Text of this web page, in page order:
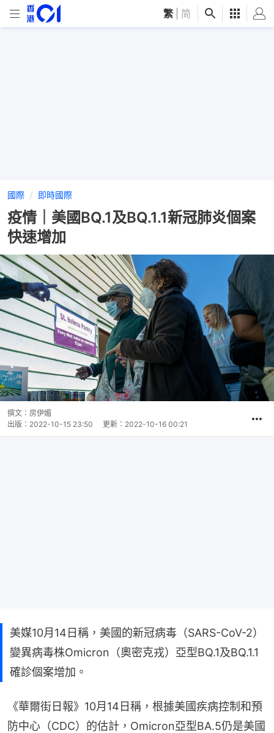
繁 简
國際 即時國際
疫情｜美國BQ.1及BQ.1.1新冠肺炎個案
快速增加
撰文： 房伊媚
出版： 2022-10-15 23:50 更新： 2022-10-16 00:21
美媒10月14日稱，美國的新冠病毒（SARS-CoV-2）
變異病毒株Omicron（奧密克戎）亞型BQ.1及BQ.1.1
確診個案增加。
《華爾街日報》10月14日稱，根據美國疾病控制和預
防中心（CDC）的估計，Omicron亞型BA.5仍是美國